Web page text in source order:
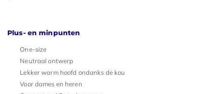
Plus- en minpunten
One-size
Neutraal ontwerp
Lekker warm hoofd ondanks de kou
Voor dames en heren